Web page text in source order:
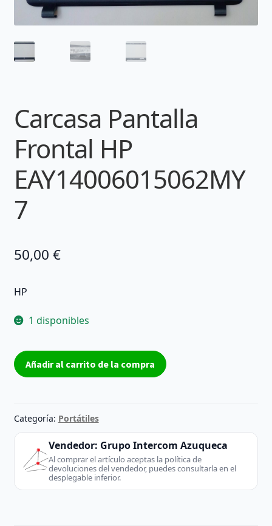
Carcasa Pantalla
Frontal HP
EAY14006015062MY
7
50,00 €
HP
1 disponibles
Carcasa
Pantalla
EAY14006015062MY7
cantidad
Añadir al carrito de la compra
Categoría: Portátiles
Vendedor: Grupo Intercom Azuqueca
Al comprar el artículo aceptas la política de
devoluciones del vendedor, puedes consultarla en el
desplegable inferior.